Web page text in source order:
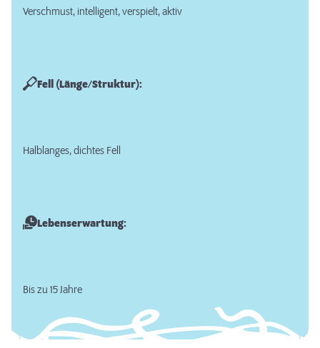
Verschmust, intelligent, verspielt, aktiv
Fell (Länge/Struktur):
Halblanges, dichtes Fell
Lebenserwartung:
Bis zu 15 Jahre